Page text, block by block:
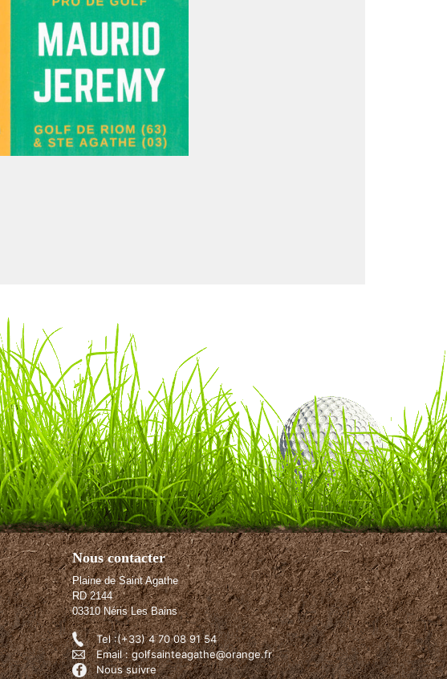
Nous contacter
Plaine de Saint Agathe
RD 2144
03310 Néris Les Bains
Tel :(+33) 4 70 08 91 54
Email : golfsainteagathe@orange.fr
Nous suivre